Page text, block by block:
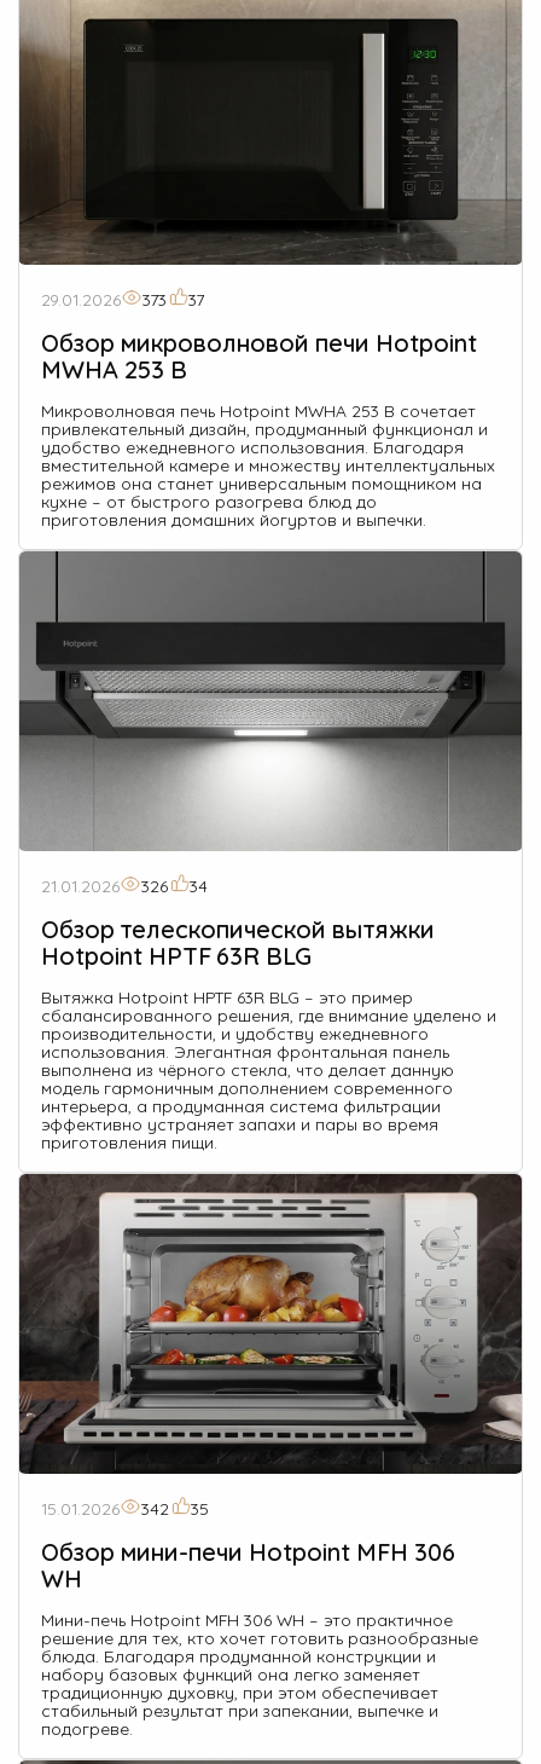
29.01.2026 373 37
Обзор микроволновой печи Hotpoint
MWHA 253 B
Микроволновая печь Hotpoint MWHA 253 B сочетает
привлекательный дизайн, продуманный функционал и
удобство ежедневного использования. Благодаря
вместительной камере и множеству интеллектуальных
режимов она станет универсальным помощником на
кухне – от быстрого разогрева блюд до
приготовления домашних йогуртов и выпечки.
21.01.2026 326 34
Обзор телескопической вытяжки
Hotpoint HPTF 63R BLG
Вытяжка Hotpoint HPTF 63R BLG – это пример
сбалансированного решения, где внимание уделено и
производительности, и удобству ежедневного
использования. Элегантная фронтальная панель
выполнена из чёрного стекла, что делает данную
модель гармоничным дополнением современного
интерьера, а продуманная система фильтрации
эффективно устраняет запахи и пары во время
приготовления пищи.
15.01.2026 342 35
Обзор мини-печи Hotpoint MFH 306
WH
Мини-печь Hotpoint MFH 306 WH – это практичное
решение для тех, кто хочет готовить разнообразные
блюда. Благодаря продуманной конструкции и
набору базовых функций она легко заменяет
традиционную духовку, при этом обеспечивает
стабильный результат при запекании, выпечке и
подогреве.